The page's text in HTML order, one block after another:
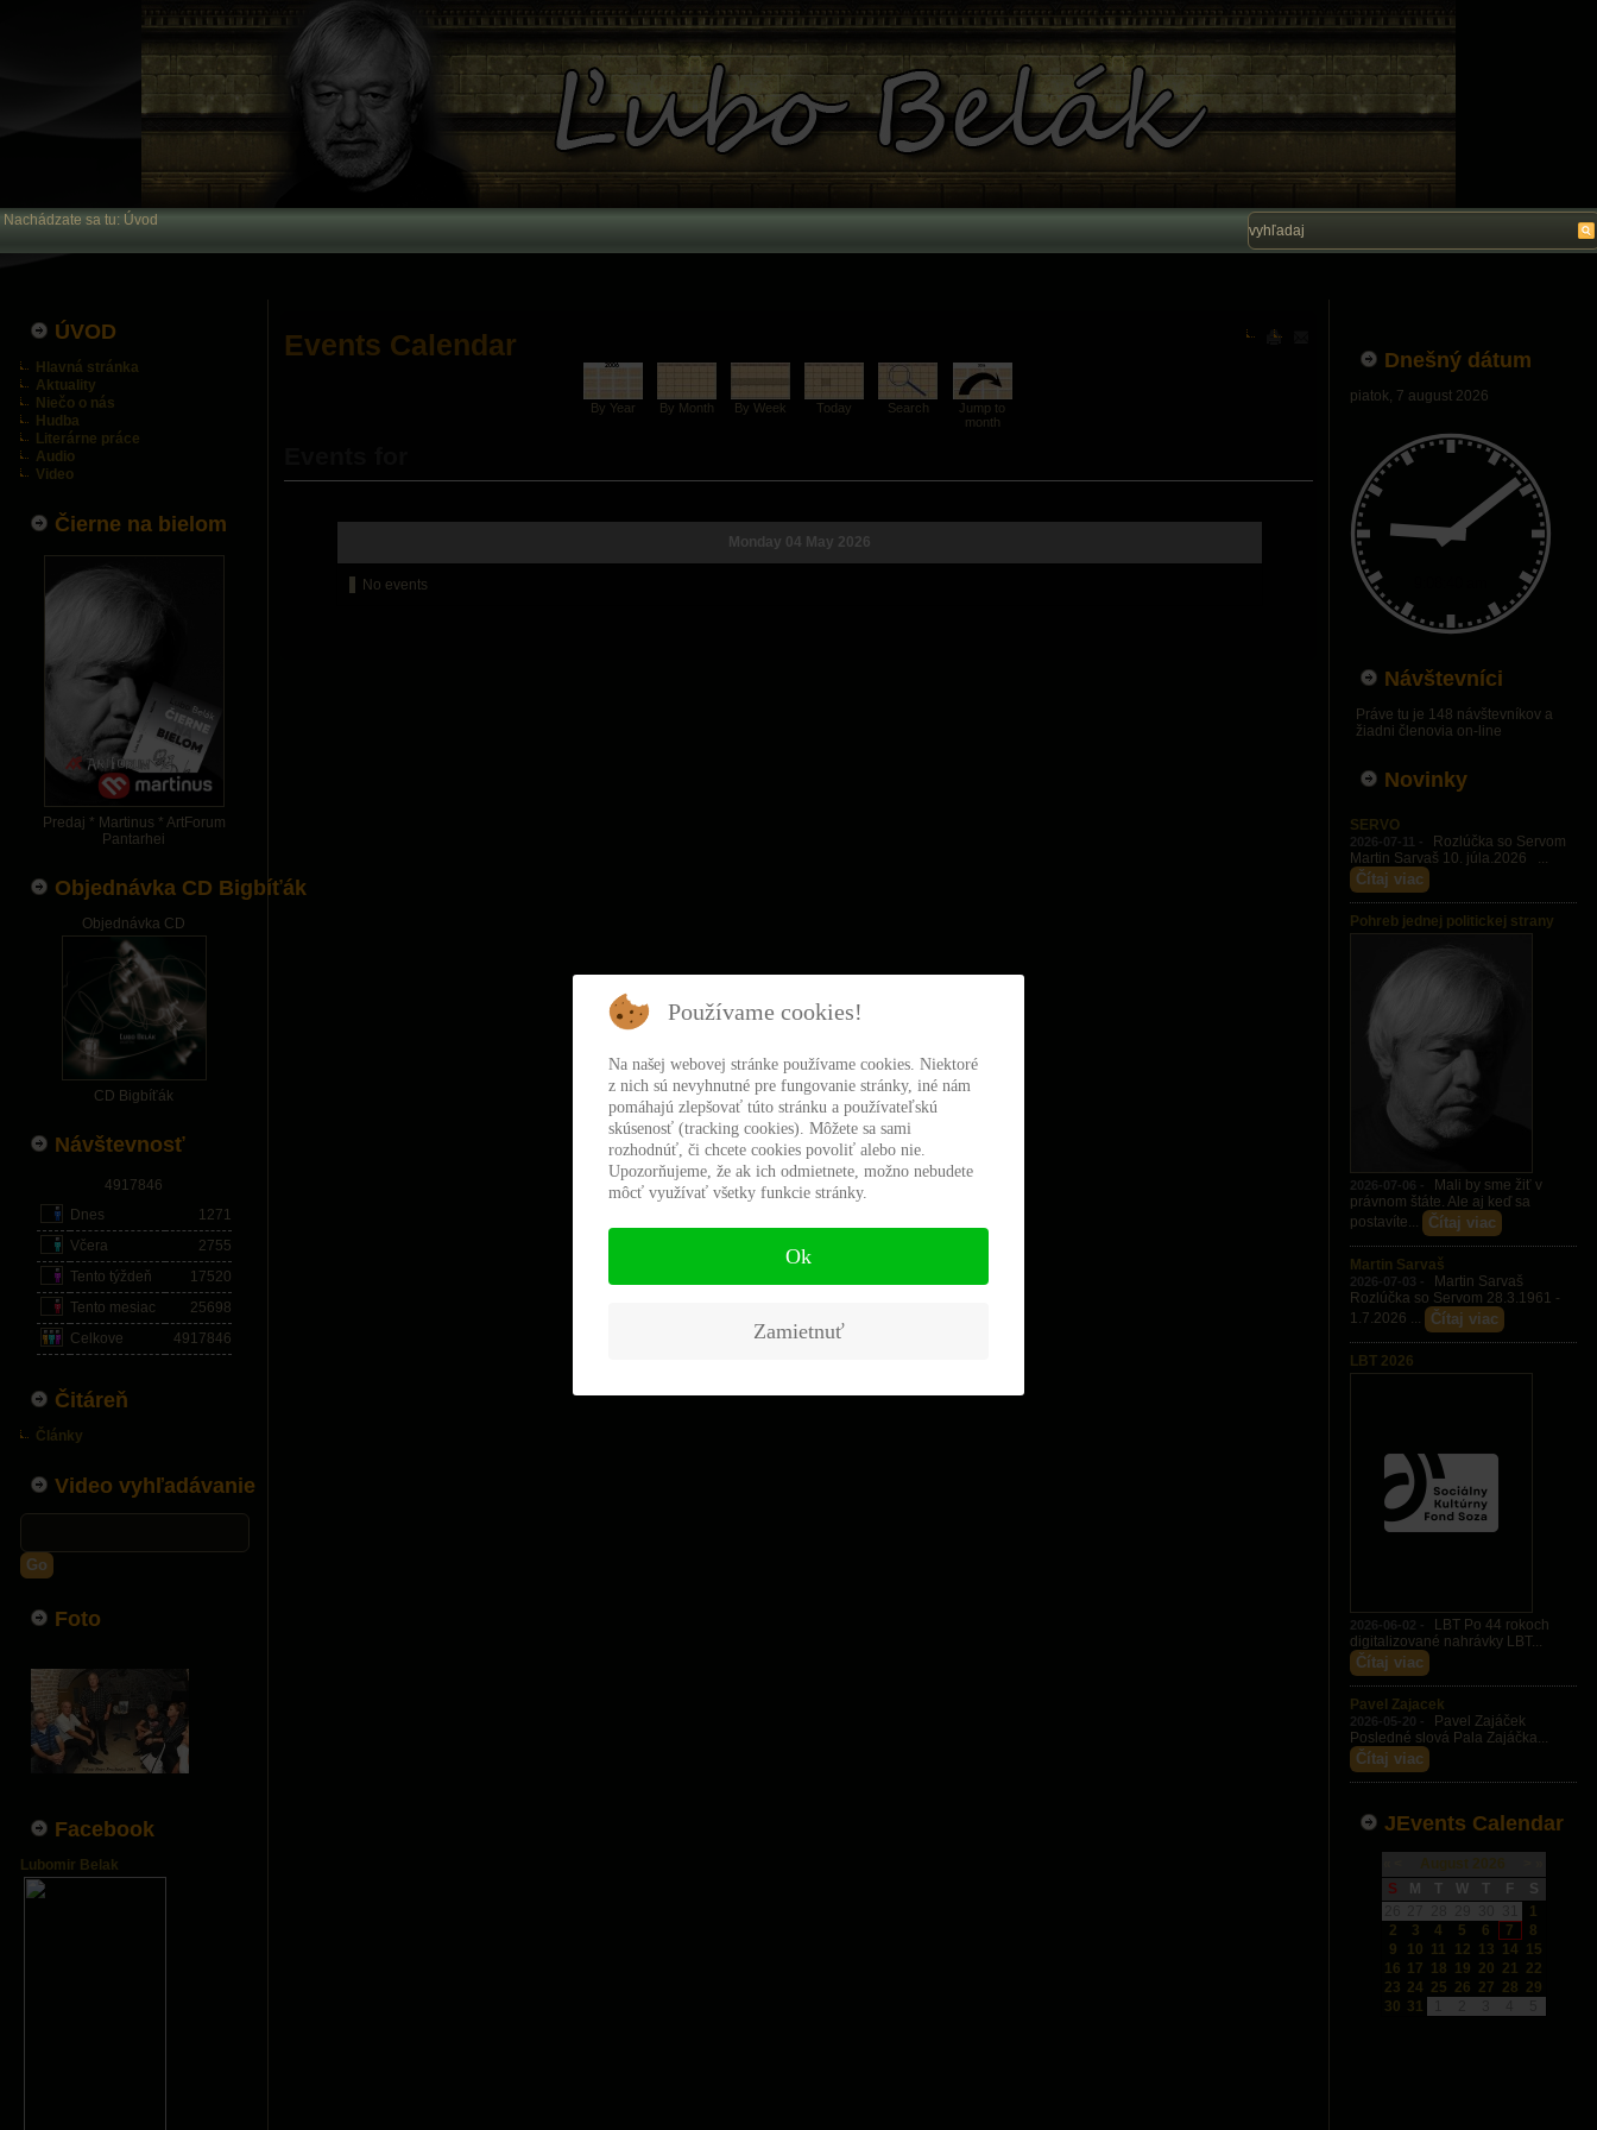
Nachádzate sa tu: Úvod
ÚVOD
Hlavná stránka
Aktuality
Niečo o nás
Hudba
Literárne práce
Audio
Video
Čierne na bielom
Predaj * Martinus * ArtForum
Pantarhei
Objednávka CD Bigbíťák
Objednávka CD
CD Bigbíťák
Návštevnosť
4917846
Dnes
1271
Včera
2755
Tento týždeň
17520
Tento mesiac
25698
Celkove
4917846
Čitáreň
Články
Video vyhľadávanie
Go
Foto
Facebook
Lubomir Belak
Events Calendar
By Year By Month By Week Today Search
Jump to
month
Monday 04 May 2026
No events
Dnešný dátum
piatok, 7 august 2026
Návštevníci
Práve tu je 148 návštevníkov a
žiadni členovia on-line
Novinky
SERVO
2026-07-11 -
Rozlúčka so Servom
Martin Sarvaš 10. júla.2026 ...
Čítaj viac
Pohreb jednej politickej strany
2026-07-06 -
Mali by sme žiť v
právnom štáte. Ale aj keď sa
postavíte...
Čítaj viac
Martin Sarvaš
2026-07-03 -
Martin Sarvaš
Rozlúčka so Servom 28.3.1961 -
1.7.2026 ...
Čítaj viac
LBT 2026
2026-06-02 -
LBT Po 44 rokoch
digitalizované nahrávky LBT...
Čítaj viac
Pavel Zajacek
2026-05-20 -
Pavel Zajáček
Posledné slová Pala Zajáčka...
Čítaj viac
JEvents Calendar
August 2026
S
M T W T F
S
1
2
3 4 5 6 7
8
9
10 11 12 13 14
15
16 17 18 19 20 21 22
23 24 25 26 27 28 29
30 31
Používame cookies!
Na našej webovej stránke používame cookies. Niektoré
z nich sú nevyhnutné pre fungovanie stránky, iné nám
pomáhajú zlepšovať túto stránku a používateľskú
skúsenosť (tracking cookies). Môžete sa sami
rozhodnúť, či chcete cookies povoliť alebo nie.
Upozorňujeme, že ak ich odmietnete, možno nebudete
môcť využívať všetky funkcie stránky.
Ok
Zamietnuť